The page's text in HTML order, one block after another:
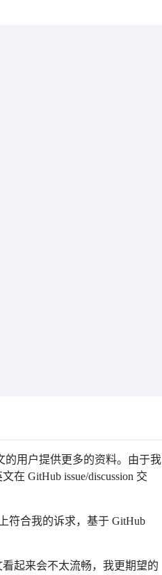
的用户提供更多的资料。由于我
GitHub issue/discussion 交
符合我的诉求，基于 GitHub
起来会不太流畅，我更期望的